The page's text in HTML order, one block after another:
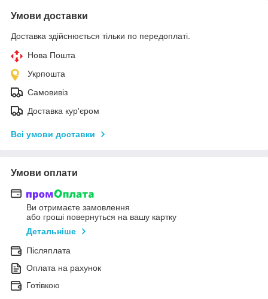
Умови доставки
Доставка здійснюється тільки по передоплаті.
Нова Пошта
Укрпошта
Самовивіз
Доставка кур'єром
Всі умови доставки
Умови оплати
Ви отримаєте замовлення
або гроші повернуться на вашу картку
Детальніше
Післяплата
Оплата на рахунок
Готівкою